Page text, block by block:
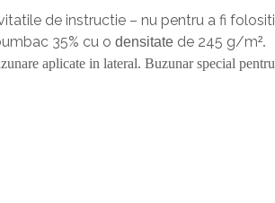
de instructie – nu pentru a fi folositi
35% cu o densitate de 245 g/m².
aplicate in lateral. Buzunar special pentru